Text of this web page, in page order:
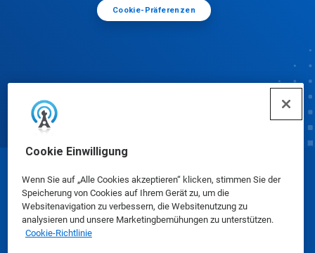
Cookie Einwilligung
Wenn Sie auf „Alle Cookies akzeptieren“ klicken, stimmen Sie der
Speicherung von Cookies auf Ihrem Gerät zu, um die
Websitenavigation zu verbessern, die Websitenutzung zu
analysieren und unsere Marketingbemühungen zu unterstützen.
Cookie-Richtlinie
Cookie-Präferenzen
© Ecolab Inc. 2025
Sicherheitsdatenblätter|Datenschutzrichtlinie